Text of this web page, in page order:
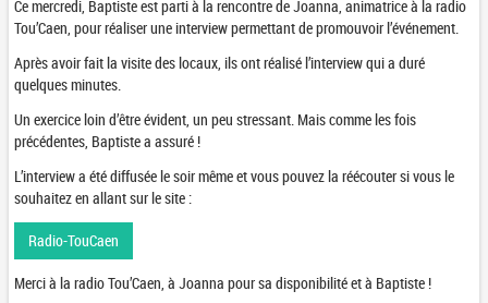
Ce mercredi, Baptiste est parti à la rencontre de Joanna, animatrice à la radio
Tou’Caen, pour réaliser une interview permettant de promouvoir l’événement.
Après avoir fait la visite des locaux, ils ont réalisé l’interview qui a duré
quelques minutes.
Un exercice loin d’être évident, un peu stressant. Mais comme les fois
précédentes, Baptiste a assuré !
L’interview a été diffusée le soir même et vous pouvez la réécouter si vous le
souhaitez en allant sur le site :
Radio-TouCaen
Merci à la radio Tou’Caen, à Joanna pour sa disponibilité et à Baptiste !